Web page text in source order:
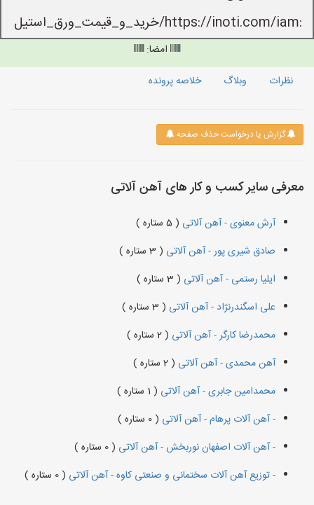
:https://inoti.com/iam/خرید_و_قیمت_ورق_استیل
امضا:
نظرات
وبلاگ خلاصه پرونده
گزارش یا درخواست حذف صفحه
معرفی سایر کسب و کار های آهن آلاتی
آرش معنوی - آهن آلاتی ( 5 ستاره )
صادق شیری پور - آهن آلاتی ( 3 ستاره )
ایلیا رستمی - آهن آلاتی ( 3 ستاره )
علی اسگندرنژاد - آهن آلاتی ( 3 ستاره )
محمدرضا کارگر - آهن آلاتی ( 2 ستاره )
آهن محمدی - آهن آلاتی ( 2 ستاره )
محمدامین جابری - آهن آلاتی ( 1 ستاره )
- آهن آلات پرهام - آهن آلاتی ( 0 ستاره )
- آهن آلات اصفهان نوربخش - آهن آلاتی ( 0 ستاره )
- توزیع آهن آلات سختمانی و صنعتی کاوه - آهن آلاتی ( 0 ستاره )